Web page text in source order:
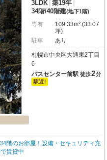
3LDK 築19年
34階/40階建(地下1階)
専有
109.33m² (33.07
坪)
駐車
あり
札幌市中央区大通東2丁目
6
バスセンター前駅 徒歩2分
駅近!
階のお部屋！設備・セキュリティ充
賃貸中